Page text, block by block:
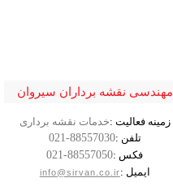
مهندسی نقشه برداران سیروان
مشاهده
شرکت
زمینه فعالیت :خدمات نقشه برداری
تلفن :021-88557030
فکس :021-88557050
ایمیل :info@sirvan.co.ir